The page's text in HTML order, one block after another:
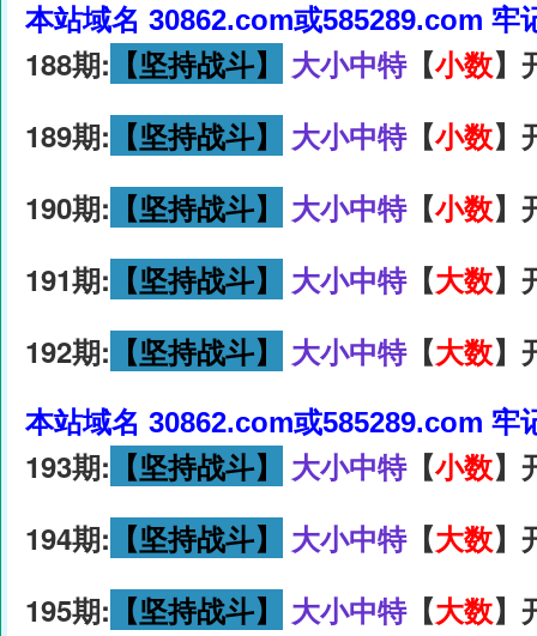
本站域名 30862.com或585289.com 牢
188期: 【坚持战斗】 大小中特【小数】
189期: 【坚持战斗】 大小中特【小数】
190期: 【坚持战斗】 大小中特【小数】
191期: 【坚持战斗】 大小中特【大数】
192期: 【坚持战斗】 大小中特【大数】
本站域名 30862.com或585289.com 牢
193期: 【坚持战斗】 大小中特【小数】
194期: 【坚持战斗】 大小中特【大数】
195期: 【坚持战斗】 大小中特【大数】